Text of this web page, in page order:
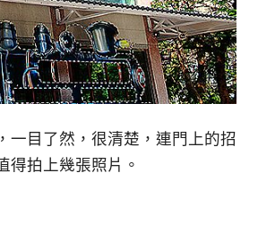
一目了然，很清楚，連門上的招
得拍上幾張照片。